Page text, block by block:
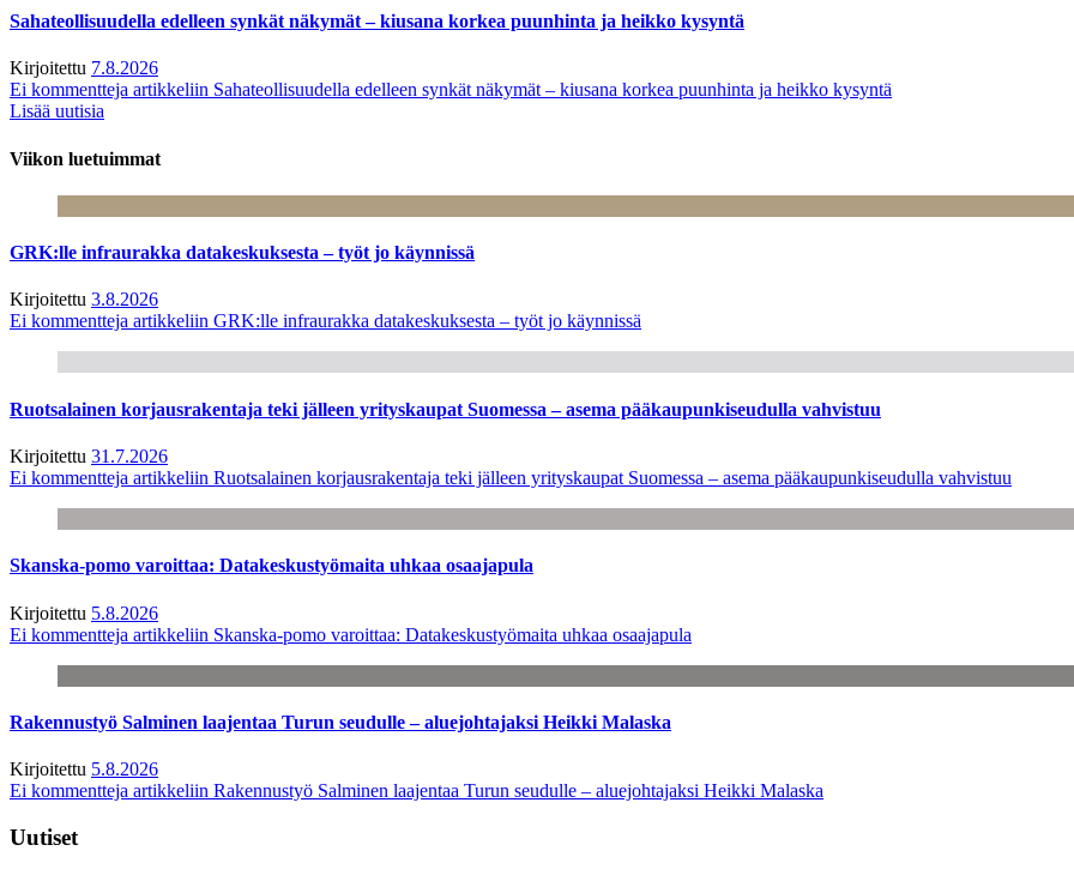
Sahateollisuudella edelleen synkät näkymät – kiusana korkea puunhinta ja heikko kysyntä
Kirjoitettu 7.8.2026
Ei kommentteja artikkeliin Sahateollisuudella edelleen synkät näkymät – kiusana korkea puunhinta ja heikko kysyntä
Lisää uutisia
Viikon luetuimmat
GRK:lle infraurakka datakeskuksesta – työt jo käynnissä
Kirjoitettu 3.8.2026
Ei kommentteja artikkeliin GRK:lle infraurakka datakeskuksesta – työt jo käynnissä
Ruotsalainen korjausrakentaja teki jälleen yrityskaupat Suomessa – asema pääkaupunkiseudulla vahvistuu
Kirjoitettu 31.7.2026
Ei kommentteja artikkeliin Ruotsalainen korjausrakentaja teki jälleen yrityskaupat Suomessa – asema pääkaupunkiseudulla vahvistuu
Skanska-pomo varoittaa: Datakeskustyömaita uhkaa osaajapula
Kirjoitettu 5.8.2026
Ei kommentteja artikkeliin Skanska-pomo varoittaa: Datakeskustyömaita uhkaa osaajapula
Rakennustyö Salminen laajentaa Turun seudulle – aluejohtajaksi Heikki Malaska
Kirjoitettu 5.8.2026
Ei kommentteja artikkeliin Rakennustyö Salminen laajentaa Turun seudulle – aluejohtajaksi Heikki Malaska
Uutiset